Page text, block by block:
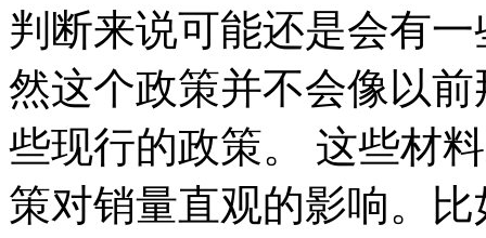
判断来说可能还是会有
然这个政策并不会像以
些现行的政策。 这些材
策对销量直观的影响。